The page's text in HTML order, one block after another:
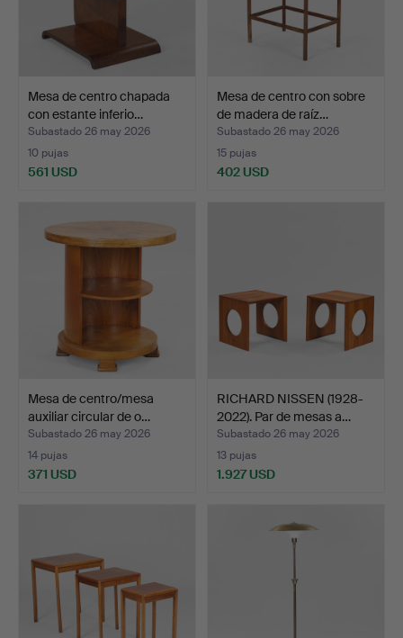
Mesa de centro chapada
con estante inferio…
Subastado 26 may 2026
10 pujas
561 USD
Mesa de centro con sobre
de madera de raíz…
Subastado 26 may 2026
15 pujas
402 USD
Mesa de centro/mesa
auxiliar circular de o…
Subastado 26 may 2026
14 pujas
371 USD
RICHARD NISSEN (1928-
2022). Par de mesas a…
Subastado 26 may 2026
13 pujas
1.927 USD